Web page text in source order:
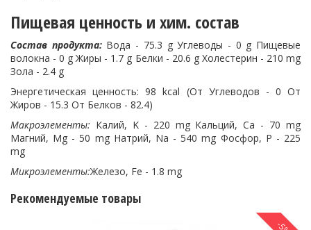
Пищевая ценность и хим. состав
Состав продукта: Вода - 75.3 g Углеводы - 0 g Пищевые
волокна - 0 g Жиры - 1.7 g Белки - 20.6 g Холестерин - 210 mg
Зола - 2.4 g
Энергетическая ценность: 98 kcal (От Углеводов - 0 От
Жиров - 15.3 От Белков - 82.4)
Макроэлементы: Калий, K - 220 mg Кальций, Ca - 70 mg
Магний, Mg - 50 mg Натрий, Na - 540 mg Фосфор, P - 225
mg
Микроэлементы:Железо, Fe - 1.8 mg
Рекомендуемые товары